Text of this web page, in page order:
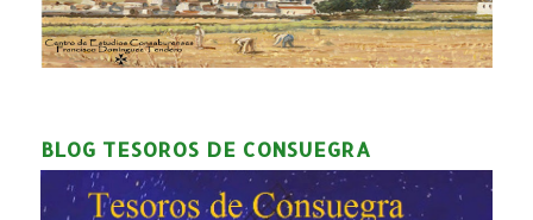
BLOG TESOROS DE CONSUEGRA